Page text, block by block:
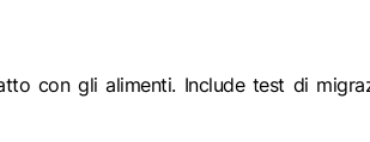
con gli alimenti. Include test di